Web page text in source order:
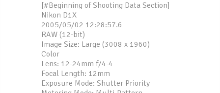
[#Beginning of Shooting Data Section]
Nikon D1X
2005/05/02 12:28:57.6
RAW (12-bit)
Image Size: Large (3008 x 1960)
Color
Lens: 12-24mm f/4-4
Focal Length: 12mm
Exposure Mode: Shutter Priority